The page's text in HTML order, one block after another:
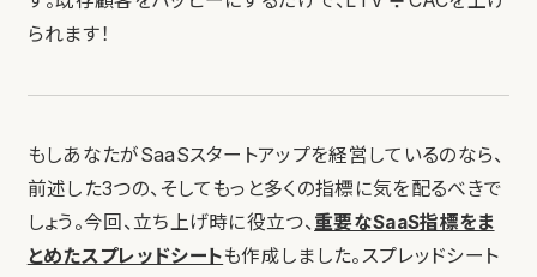
られます！
もしあなたがSaaSスタートアップを経営しているのなら、
前述した3つの、そしてもっと多くの指標に気を配るべきで
しょう。今回、立ち上げ時に役立つ、 重要なSaaS指標をま
とめたスプレッドシートも作成しました。スプレッドシート